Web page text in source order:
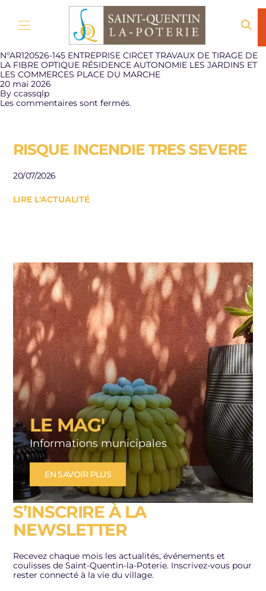
N°AR120526-145 ENTREPRISE CIRCET TRAVAUX DE TIRAGE DE
LA FIBRE OPTIQUE RÉSIDENCE AUTONOMIE LES JARDINS ET
LES COMMERCES PLACE DU MARCHE
20 mai 2026
By ccassqlp
Les commentaires sont fermés.
RISQUE INCENDIE TRES SEVERE
LIRE L'ACTUALITÉ
20/07/2026
LE MAG'
Informations municipales
EN SAVOIR PLUS
S’INSCRIRE À LA
NEWSLETTER
Recevez chaque mois les actualités, événements et
coulisses de Saint-Quentin-la-Poterie. Inscrivez-vous pour
rester connecté à la vie du village.